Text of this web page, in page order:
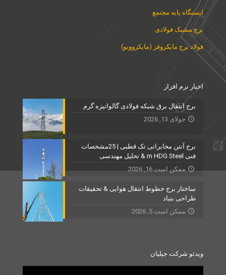
ایستگاه پایه مجتمع
برج مشبک فولادی
فولاد برج مایکروفر (مایکروویو)
اخبار نرم افزار
برج انتقال برق شبکه فولادی گالوانیزه گرم
جولای 13, 2026
برج آنتن مخابراتی تک قطبی | 25مشخصات
فنی m HDG Steel & تحلیل مهندسی
ممکن است 16, 2026
ساختار برج خطوط انتقال هوایی & تحقیقات
طراحی بنیاد
ممکن است 5, 2026
ویدئو شرکت جیلیان